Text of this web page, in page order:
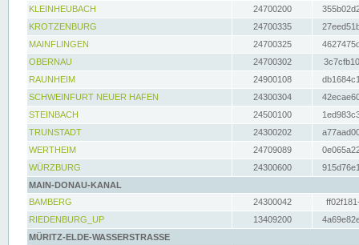
KLEINHEUBACH 24700200
KROTZENBURG
24700335
MAINFLINGEN
24700325
OBERNAU
24700302
RAUNHEIM
24900108
SCHWEINFURT NEUER HAFEN
24300304
STEINBACH
24500100
TRUNSTADT
24300202
WERTHEIM
24709089
WÜRZBURG
24300600
MAIN-DONAU-KANAL
BAMBERG
24300042
RIEDENBURG_UP
13409200
MÜRITZ-ELDE-WASSERSTRASSE